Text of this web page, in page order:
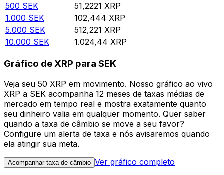
500 SEK 51,2221 XRP
1.000 SEK 102,444 XRP
5.000 SEK 512,221 XRP
10.000 SEK 1.024,44 XRP
Gráfico de XRP para SEK
Veja seu 50 XRP em movimento. Nosso gráfico ao vivo
XRP a SEK acompanha 12 meses de taxas médias de
mercado em tempo real e mostra exatamente quanto
seu dinheiro valia em qualquer momento. Quer saber
quando a taxa de câmbio se move a seu favor?
Configure um alerta de taxa e nós avisaremos quando
ela atingir sua meta.
Acompanhar taxa de câmbio Ver gráfico completo